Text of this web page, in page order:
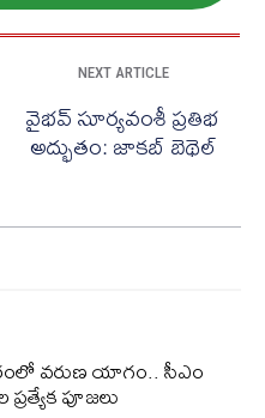
NEXT ARTICLE
వైభవ్ సూర్యవంశీ ప్రతిభ
అద్భుతం: జాకబ్ బెథెల్
వరుణ యాగం.. సీఎం
పూజలు